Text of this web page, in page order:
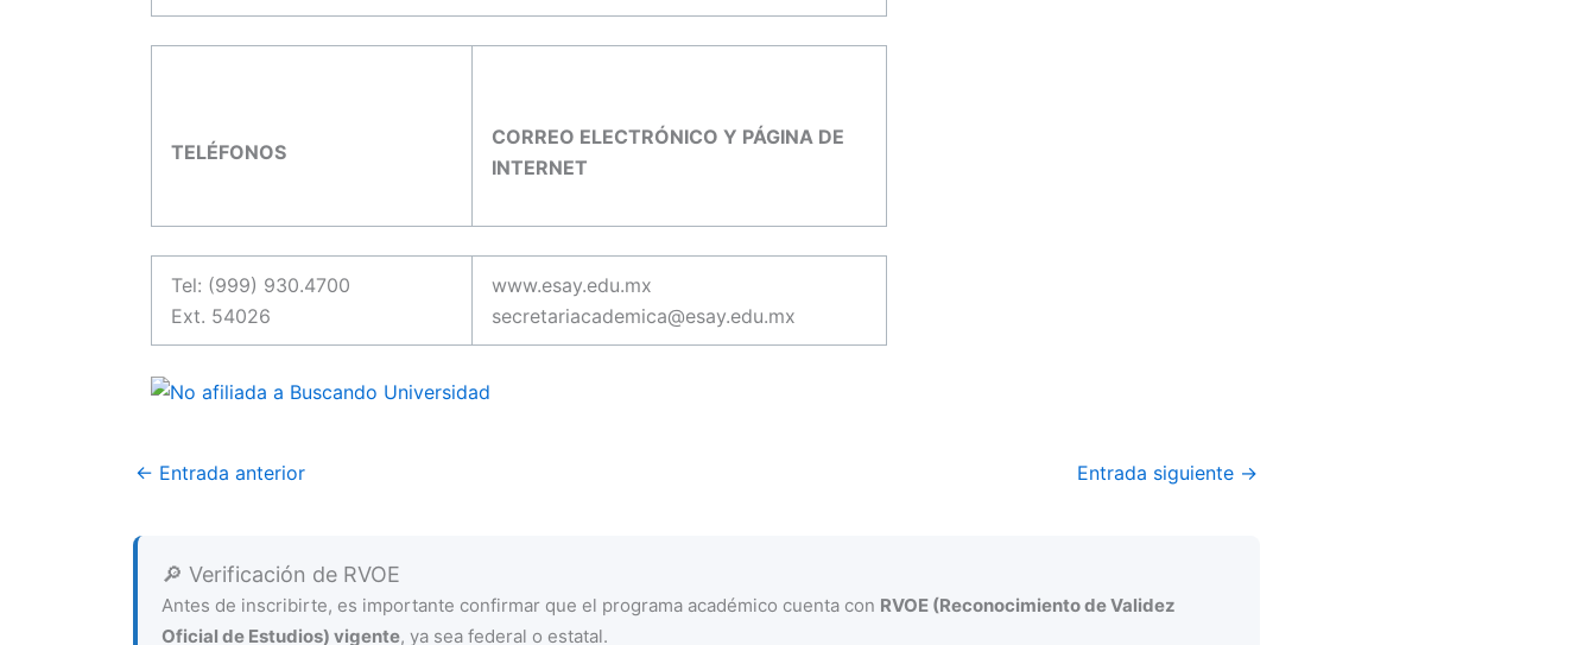
TELÉFONOS
CORREO ELECTRÓNICO Y PÁGINA DE
INTERNET
Tel: (999) 930.4700
Ext. 54026
www.esay.edu.mx
secretariacademica@esay.edu.mx
← Entrada anterior Entrada siguiente →
🔎 Verificación de RVOE
Antes de inscribirte, es importante confirmar que el programa académico cuenta con RVOE (Reconocimiento de Validez
Oficial de Estudios) vigente, ya sea federal o estatal.